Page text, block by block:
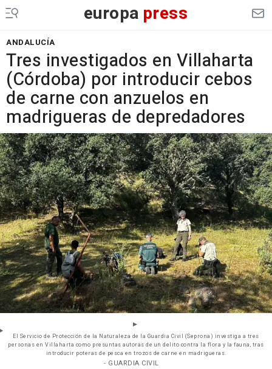
europa press
ANDALUCÍA
Tres investigados en Villaharta
(Córdoba) por introducir cebos
de carne con anzuelos en
madrigueras de depredadores
El Servicio de Protección de la Naturaleza de la Guardia Civil (Seprona) investiga a tres
personas en Villaharta como presuntas autoras de un delito contra la flora y la fauna, tras
introducir poteras de pesca en trozos de carne en madrigueras.
- GUARDIA CIVIL